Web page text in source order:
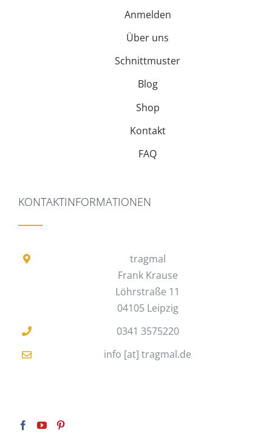
Anmelden
Über uns
Schnittmuster
Blog
Shop
Kontakt
FAQ
KONTAKTINFORMATIONEN
tragmal
Frank Krause
Löhrstraße 11
04105 Leipzig
0341 3575220
info [at] tragmal.de